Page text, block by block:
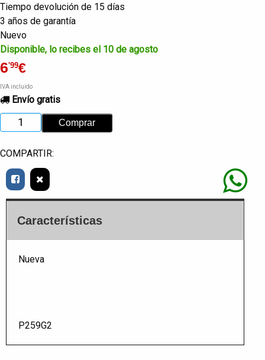
Tiempo devolución de 15 días
3 años de garantía
Nuevo
Disponible, lo recibes el 10 de agosto
6'99€
IVA incluido
Envío gratis
COMPARTIR:
Características
Nueva
P259G2